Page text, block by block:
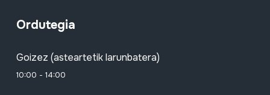
Ordutegia
Goizez (asteartetik larunbatera)
10:00 - 14:00